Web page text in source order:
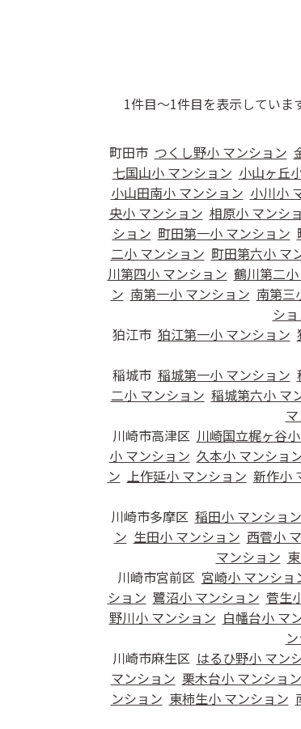
1件目～1件目を表示していま
町田市 つくし野小 マンション
七国山小 マンション 小山ヶ丘
小山田南小 マンション 小川小
央小 マンション 相原小 マンシ
ション 町田第一小 マンション
二小 マンション 町田第六小 マ
川第四小 マンション 鶴川第二
ン 南第一小 マンション 南第三
シ
狛江市 狛江第一小 マンション
稲城市 稲城第一小 マンション
二小 マンション 稲城第六小 マ
川崎市高津区 川崎国立梶ヶ谷
小 マンション 久本小 マンショ
ン 上作延小 マンション 新作小
川崎市多摩区 稲田小 マンション
ン 生田小 マンション 西菅小
マンション
川崎市宮前区 宮崎小 マンショ
ション 鷺沼小 マンション 菅生
野川小 マンション 白幡台小 マ
川崎市麻生区 はるひ野小 マン
マンション 栗木台小 マンション
ンション 東柿生小 マンション